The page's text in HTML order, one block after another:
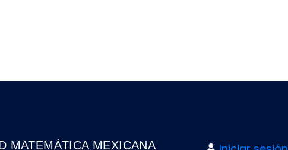
MATEMÁTICA MEXICANA